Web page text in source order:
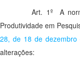
Art. 1º A norma
Produtividade em
28, de 18 de dezembro
alterações: